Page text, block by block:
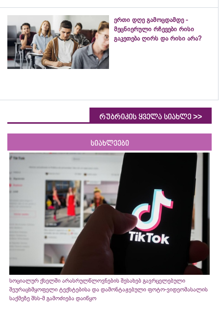
ერთი დღე გამოცდამდე -
მეცნიერული რჩევები რისი
გაკეთება ღირს და რისი არა?
რუბრიკის ყველა სიახლე >>
სიახლეები
სოციალურ ქსელში არასრულწლოვნების შესახებ გავრცელებული
შეურაცხმყოფელი ტექსტებისა და დამონტაჟებული ფოტო-ვიდეომასალის
საქმეზე შსს-მ გამოძიება დაიწყო